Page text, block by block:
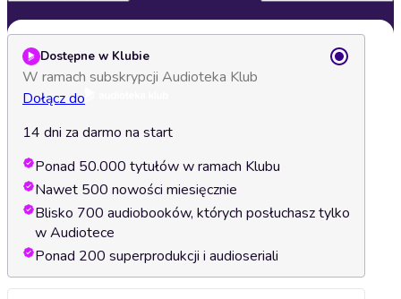
Dostępne w Klubie
W ramach subskrypcji Audioteka Klub
Dołącz do
14 dni za darmo na start
Ponad 50.000 tytułów w ramach Klubu
Nawet 500 nowości miesięcznie
Blisko 700 audiobooków, których posłuchasz tylko
w Audiotece
Ponad 200 superprodukcji i audioseriali